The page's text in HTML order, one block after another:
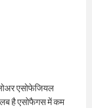
एसोफेजियल
है एसोफैगस में कम